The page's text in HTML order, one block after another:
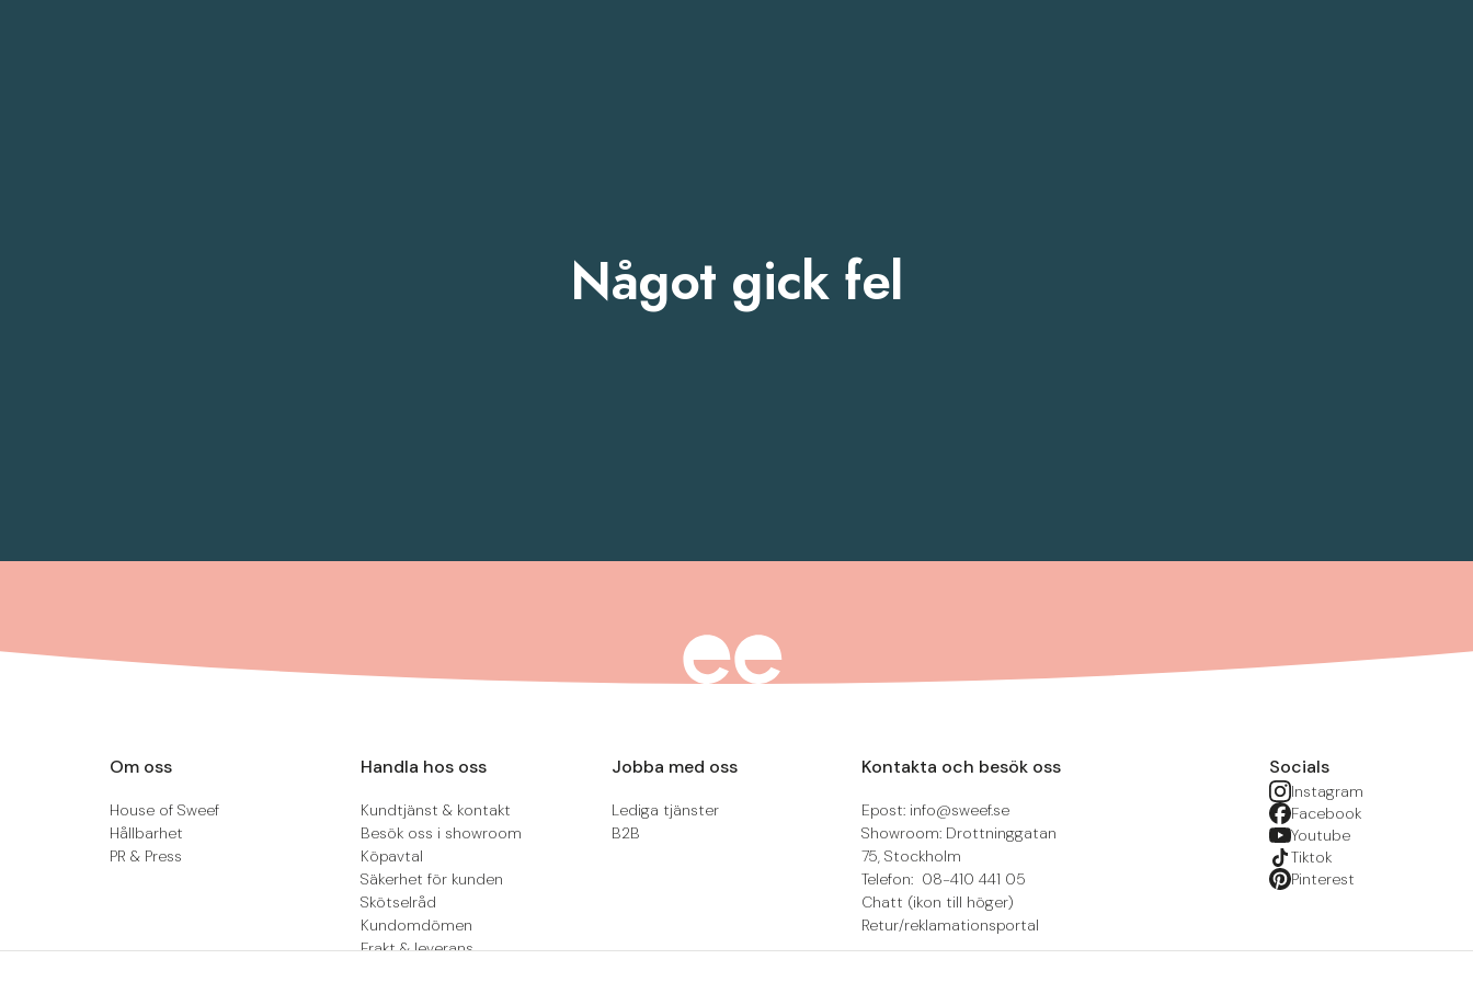
Något gick fel
Om oss
House of Sweef
Hållbarhet
PR & Press
Handla hos oss
Kundtjänst & kontakt
Besök oss i showroom
Köpavtal
Säkerhet för kunden
Skötselråd
Kundomdömen
Frakt & leverans
Jobba med oss
Lediga tjänster
B2B
Kontakta och besök oss
Epost: info@sweef.se
Showroom: Drottninggatan
75, Stockholm
Telefon: 08-410 441 05
Chatt (ikon till höger)
Retur/reklamationsportal
Socials
Instagram
Facebook
Youtube
Tiktok
Pinterest